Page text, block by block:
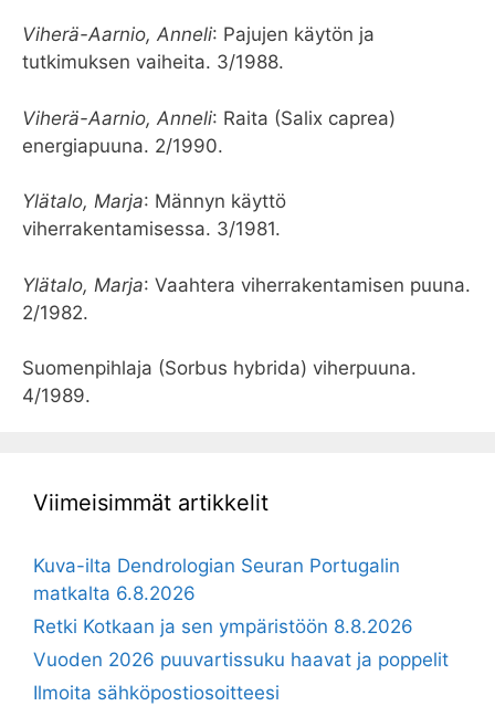
Viherä-Aarnio, Anneli: Pajujen käytön ja
tutkimuksen vaiheita. 3/1988.
Viherä-Aarnio, Anneli: Raita (Salix caprea)
energiapuuna. 2/1990.
Ylätalo, Marja: Männyn käyttö
viherrakentamisessa. 3/1981.
Ylätalo, Marja: Vaahtera viherrakentamisen puuna.
2/1982.
Suomenpihlaja (Sorbus hybrida) viherpuuna.
4/1989.
Viimeisimmät artikkelit
Kuva-ilta Dendrologian Seuran Portugalin
matkalta 6.8.2026
Retki Kotkaan ja sen ympäristöön 8.8.2026
Vuoden 2026 puuvartissuku haavat ja poppelit
Ilmoita sähköpostiosoitteesi